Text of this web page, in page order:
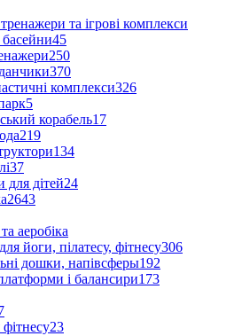
та ігрові комплекси
басейни45
250
370
комплекси326
5
корабель17
219
134
37
для дітей24
2643
аеробіка
йоги, пілатесу, фітнесу306
дошки, напівсферы192
і балансири173
фітнесу23